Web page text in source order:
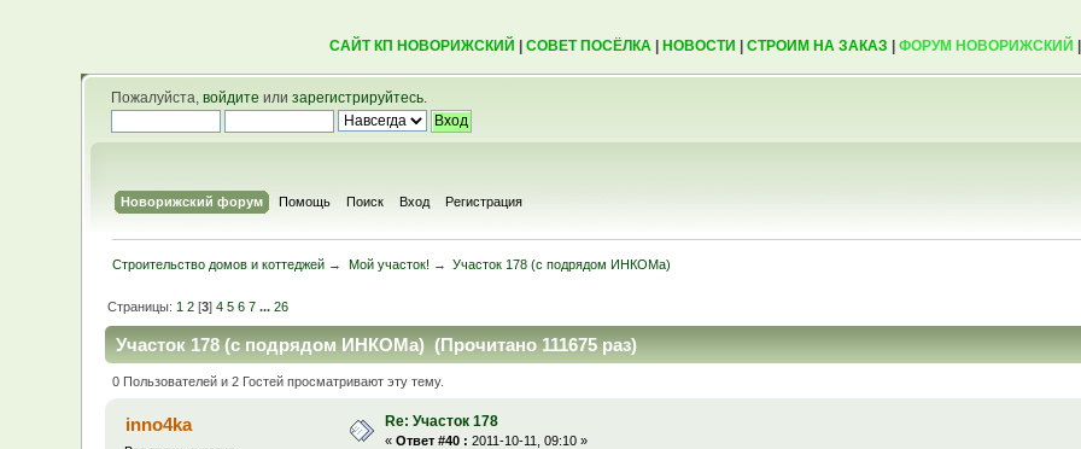
САЙТ КП НОВОРИЖСКИЙ СОВЕТ ПОСЁЛКА| НОВОСТИ СТРОИМ НА ЗАКАЗ ФОРУМ НОВОРИЖСКИЙ
Пожалуйста,войдите илизарегистрируйтесь.
Новорижский форум Помощь Поиск Вход Регистрация
Строительство домов и коттеджей → Мой участок! → Участок 178 (с подрядом ИНКОМа)
Страницы:1 2 [3]4 5 6 7 ...26
Участок 178 (с подрядом ИНКОМа) (Прочитано 111675 раз)
0 Пользователей и 2 Гостей просматривают эту тему.
inno4ka Re: Участок 178
«Ответ #40 : 2011-10-11, 09:10 »